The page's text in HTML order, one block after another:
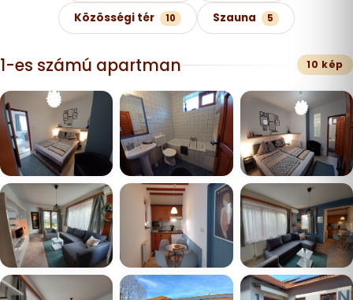
Közösségi tér 10 Szauna 5
1-es számú apartman 10 kép